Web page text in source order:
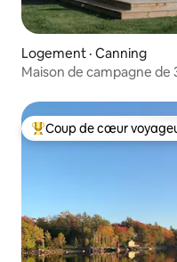
Logement · Canning
Maison de campagne de
Coup de cœur voyageurs
Coup de cœur